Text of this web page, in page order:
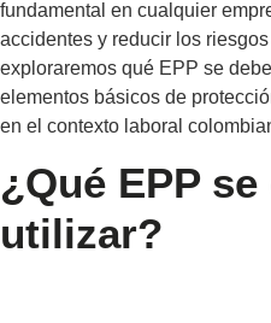
fundamental en cualquier
accidentes y reducir los
exploraremos qué EPP se
elementos básicos de
en el contexto laboral
¿Qué EPP
utilizar?